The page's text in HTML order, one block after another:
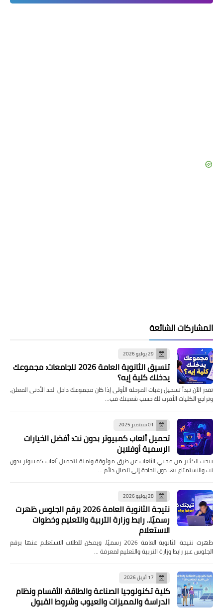
المشاركات الشائعة
29 يوليو 2026
تنسيق الثانوية العامة 2026 للجامعات: مجموعك
يدخلك كلية إيه؟
تقدر الآن تبدأ تسجيل رغبات المرحلة الأولى إذا كان مجموعك داخل الحد الأدنى المعلن،
وتراجع الكليات الأقرب لك حسب شعبتك قب…
01 سبتمبر 2025
تحميل ألعاب كمبيوتر بدون نت: أفضل الخيارات
الرسمية أوفلاين
يبحث الكثير من محبي الألعاب عن طرق موثوقة وآمنة لتحميل ألعاب كمبيوتر بدون
نت والاستمتاع بها دون الحاجة إلى اتصال دائم …
28 يوليو 2026
نتيجة الثانوية العامة 2026 برقم الجلوس ظهرت
رسميًا.. رابط وزارة التربية والتعليم وخطوات
الاستعلام
ظهرت نتيجة الثانوية العامة 2026 رسميًا، ويمكن للطلاب الاستعلام عنها برقم
الجلوس عبر رابط وزارة التربية والتعليم لمعرفة …
17 أبريل 2026
كلية تكنولوجيا الصناعة والطاقة: الأقسام ونظام
الدراسة والمميزات والعيوب وشروط القبول